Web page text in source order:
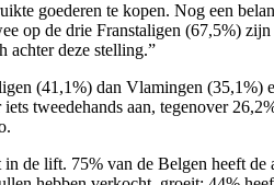
goederen te kopen. Nog een
op de drie Franstaligen (67,5%)
achter deze stelling.”
(41,1%) dan Vlamingen (35,1%)
tweedehands aan, tegenover
de lift. 75% van de Belgen heeft de